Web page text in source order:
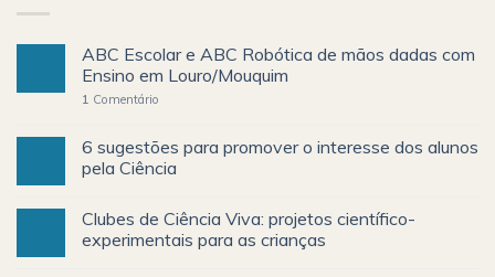
ABC Escolar e ABC Robótica de mãos dadas com
Ensino em Louro/Mouquim
1 Comentário
6 sugestões para promover o interesse dos alunos
pela Ciência
Clubes de Ciência Viva: projetos científico-
experimentais para as crianças